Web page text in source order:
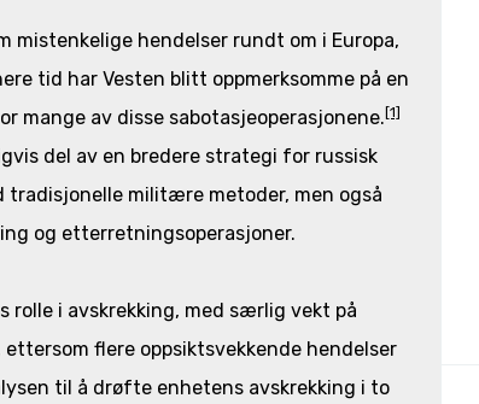
mistenkelige hendelser rundt om i Europa,
tid har Vesten blitt oppmerksomme på en
mange av disse sabotasjeoperasjonene. [1]
del av en bredere strategi for russisk
tradisjonelle militære metoder, men også
og etterretningsoperasjoner.
rolle i avskrekking, med særlig vekt på
flere oppsiktsvekkende hendelser
til å drøfte enhetens avskrekking i to